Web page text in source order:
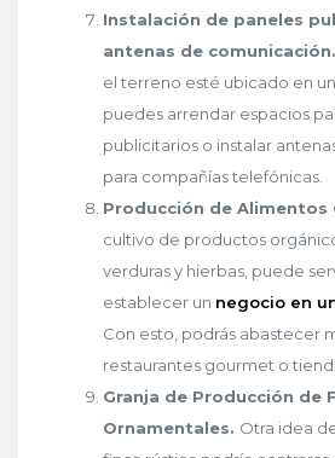
Instalación de paneles
antenas de comunicación.
el terreno esté ubicado en
puedes arrendar espacios
publicitarios o instalar
para compañías telefónicas.
Producción de Alimentos
cultivo de productos
verduras y hierbas, puede
establecer un negocio en
Con esto, podrás abastecer
restaurantes gourmet o
Granja de Producción de
Ornamentales. Otra idea